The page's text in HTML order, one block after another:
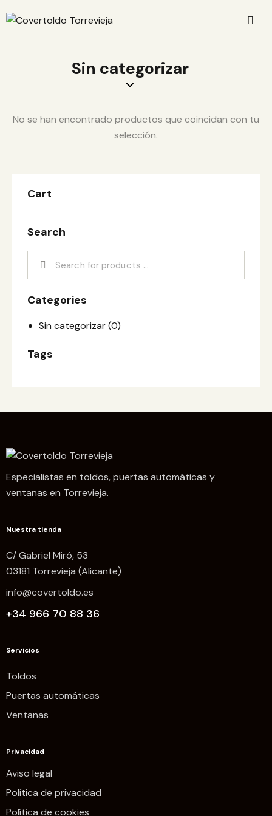
Sin categorizar
No se han encontrado productos que coincidan con tu
selección.
Cart
Search
Categories
Sin categorizar(0)
Tags
Especialistas en toldos, puertas automáticas y
ventanas en Torrevieja.
Nuestra tienda
C/ Gabriel Miró, 53
03181 Torrevieja (Alicante)
info@covertoldo.es
+34 966 70 88 36
Servicios
Toldos
Puertas automáticas
Ventanas
Privacidad
Aviso legal
Política de privacidad
Política de cookies